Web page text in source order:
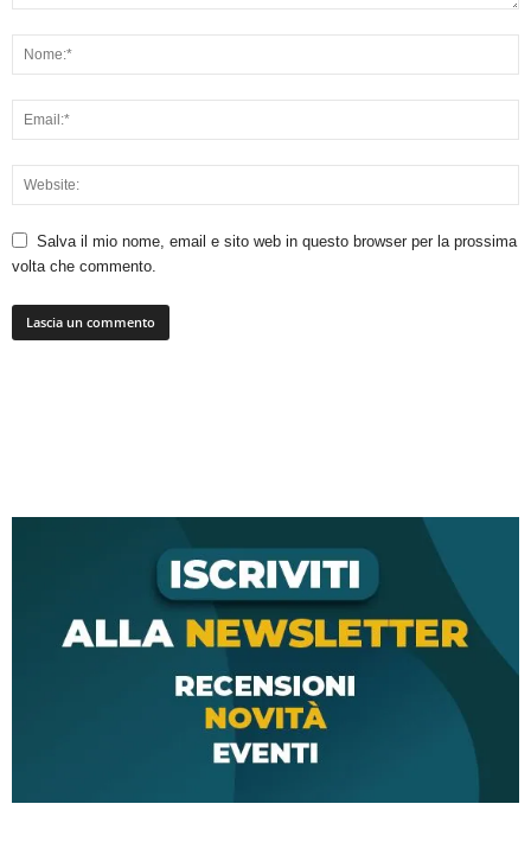
Salva il mio nome, email e sito web in questo browser per la prossima
volta che commento.